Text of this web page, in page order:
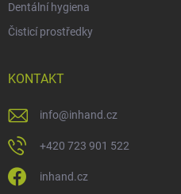
Dentální hygiena
Čisticí prostředky
KONTAKT
info@inhand.cz
+420 723 901 522
inhand.cz